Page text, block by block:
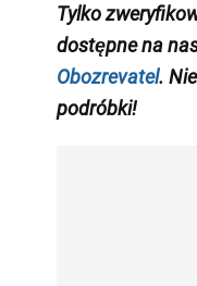
Tylko
dostępne na
Obozrevatel.
podróbki!